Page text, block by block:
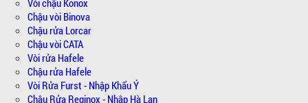
Chậu vòi Binova
Chậu rửa Lorcar
Chậu vòi CATA
Vòi rửa Hafele
Chậu rửa Hafele
Vòi Rửa Furst - Nhập Khẩu Ý
Chậu Rửa Reginox - Nhập Hà Lan